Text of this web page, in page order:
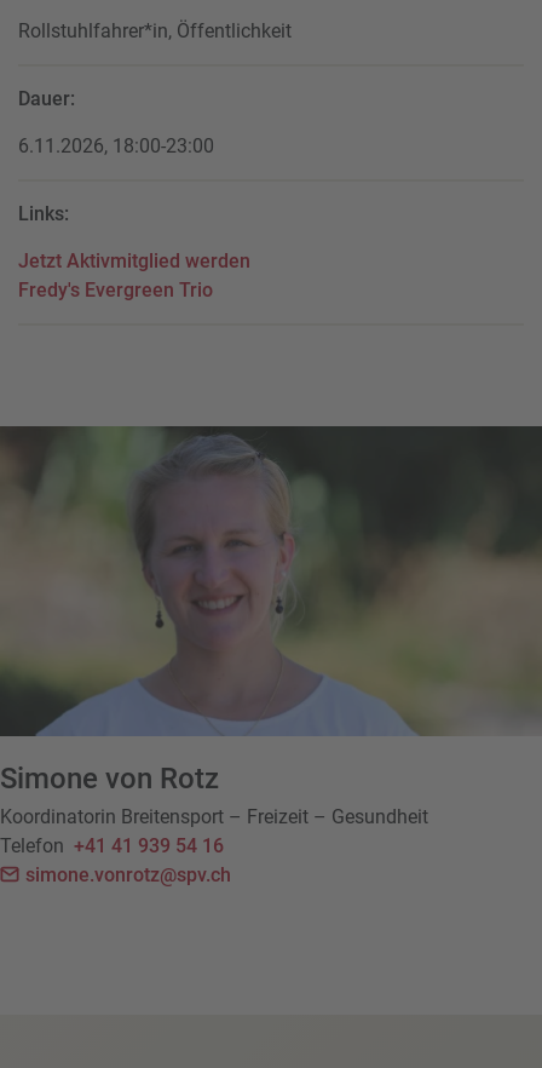
Rollstuhlfahrer*in, Öffentlichkeit
Dauer:
6.11.2026, 18:00-23:00
Links:
Jetzt Aktivmitglied werden
Fredy's Evergreen Trio
Simone von Rotz
Koordinatorin Breitensport – Freizeit – Gesundheit
Telefon +41 41 939 54 16
simone.vonrotz@spv.ch